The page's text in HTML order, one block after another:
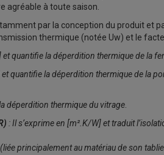
agréable à toute saison.
par la conception du produit et
thermique (notée Uw) et le
et quantifie la déperdition thermique de la
et quantifie la déperdition thermique de la
déperdition thermique du vitrage
: Il s’exprime en [m².K/W] et traduit
principalement au matériau de son